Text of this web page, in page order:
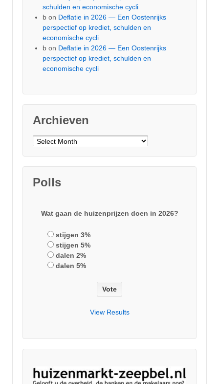
schulden en economische cycli
b on Deflatie in 2026 — Een Oostenrijks
perspectief op krediet, schulden en
economische cycli
b on Deflatie in 2026 — Een Oostenrijks
perspectief op krediet, schulden en
economische cycli
Archieven
Archieven
Polls
Wat gaan de huizenprijzen doen in 2026?
stijgen 3%
stijgen 5%
dalen 2%
dalen 5%
View Results